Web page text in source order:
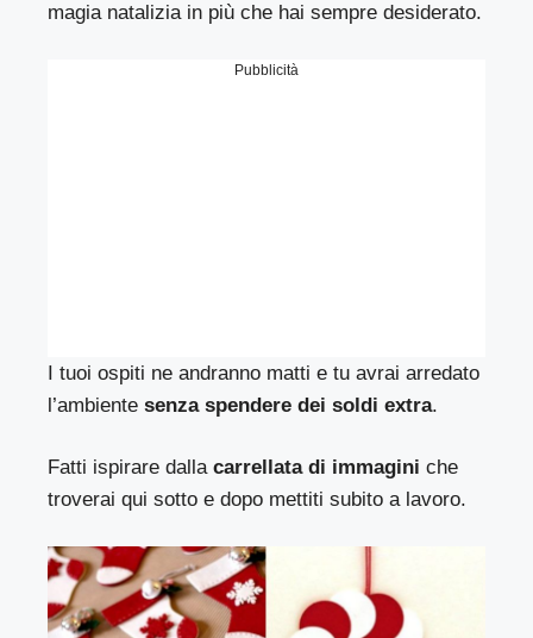
magia natalizia in più che hai sempre desiderato.
Pubblicità
I tuoi ospiti ne andranno matti e tu avrai arredato
l’ambiente senza spendere dei soldi extra.
Fatti ispirare dallacarrellata di immagini che
troverai qui sotto e dopo mettiti subito a lavoro.